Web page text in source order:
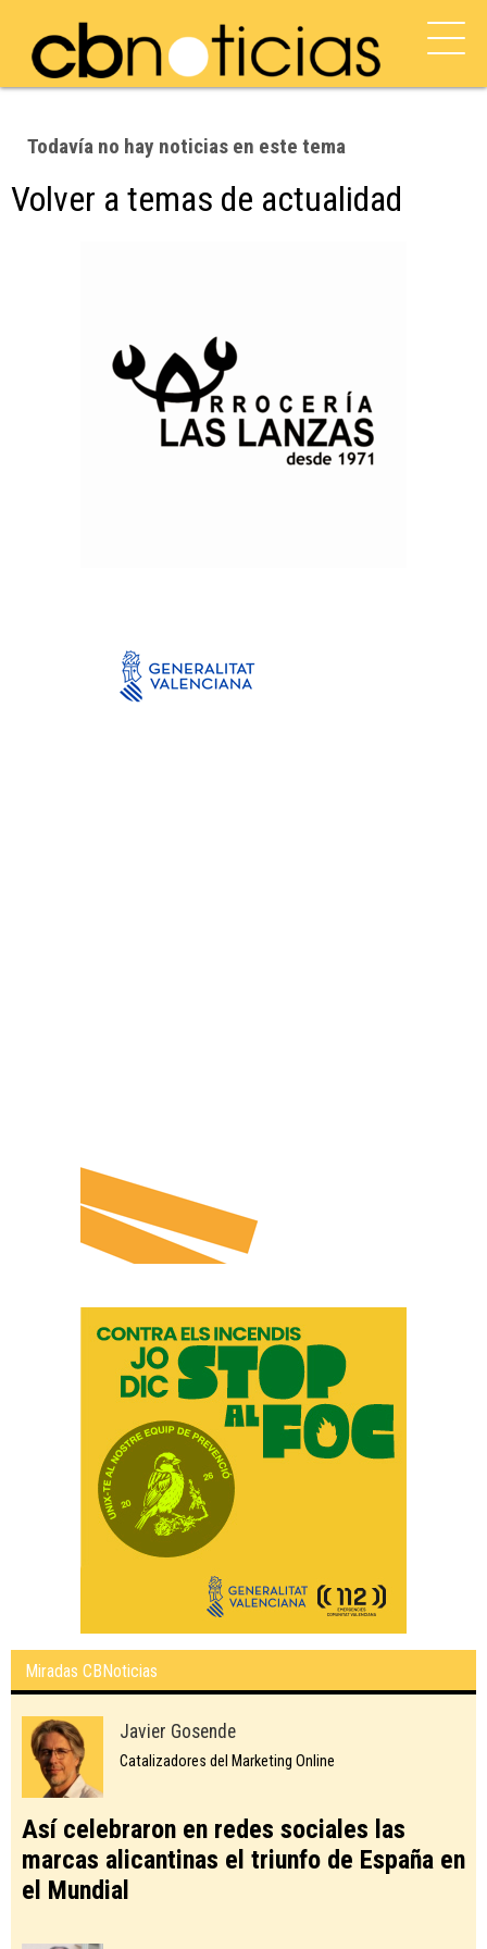
Todavía no hay noticias en este tema
Volver a temas de actualidad
Miradas CBNoticias
Javier Gosende
Catalizadores del Marketing Online
Así celebraron en redes sociales las
marcas alicantinas el triunfo de España en
el Mundial